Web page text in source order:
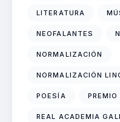
LITERATURA
NEOFALANTES
NORMALIZACIÓN
NORMALIZACIÓN
POESÍA PREMIO
REAL ACADEMIA